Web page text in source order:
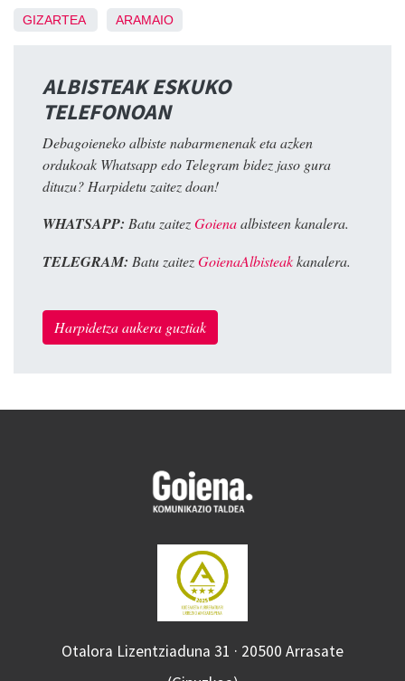
GIZARTEA ARAMAIO
ALBISTEAK ESKUKO
TELEFONOAN
Debagoieneko albiste nabarmenenak eta azken
ordukoak Whatsapp edo Telegram bidez jaso gura
dituzu? Harpidetu zaitez doan!
WHATSAPP: Batu zaitezGoienaalbisteen kanalera.
TELEGRAM: Batu zaitezGoienaAlbisteakkanalera.
Harpidetza aukera guztiak
Otalora Lizentziaduna 31 · 20500 Arrasate